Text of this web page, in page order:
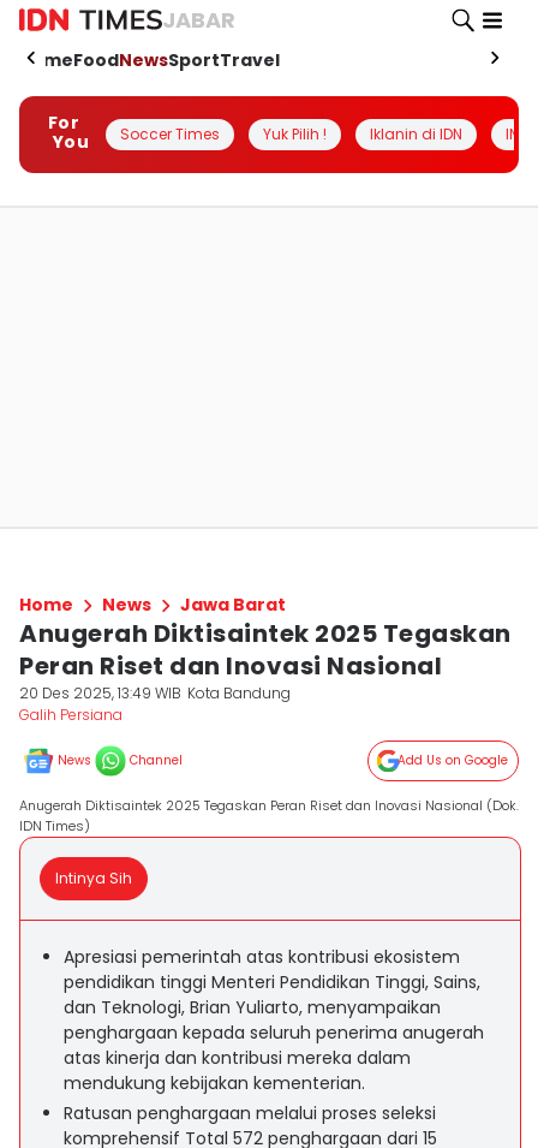
JABAR
HomeFoodNewsSportTravel
For
You
Soccer Times Yuk Pilih ! Iklanin di IDN
Home News Jawa Barat
Anugerah Diktisaintek 2025 Tegaskan
Peran Riset dan Inovasi Nasional
20 Des 2025, 13:49 WIB Kota Bandung
Galih Persiana
News Channel Add Us on Google
Anugerah Diktisaintek 2025 Tegaskan Peran Riset dan Inovasi Nasional (Dok.
IDN Times)
Intinya Sih
Apresiasi pemerintah atas kontribusi ekosistem
pendidikan tinggi Menteri Pendidikan Tinggi, Sains,
dan Teknologi, Brian Yuliarto, menyampaikan
penghargaan kepada seluruh penerima anugerah
atas kinerja dan kontribusi mereka dalam
mendukung kebijakan kementerian.
Ratusan penghargaan melalui proses seleksi
komprehensif Total 572 penghargaan dari 15